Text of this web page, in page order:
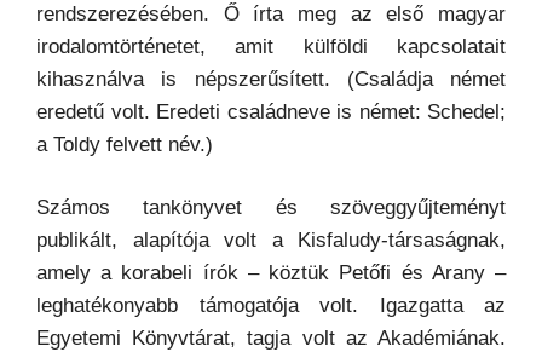
rendszerezésében. Ő írta meg az első magyar
irodalomtörténetet, amit külföldi kapcsolatait
kihasználva is népszerűsített. (Családja német
eredetű volt. Eredeti családneve is német: Schedel;
a Toldy felvett név.)
Számos tankönyvet és szöveggyűjteményt
publikált, alapítója volt a Kisfaludy-társaságnak,
amely a korabeli írók – köztük Petőfi és Arany –
leghatékonyabb támogatója volt. Igazgatta az
Egyetemi Könyvtárat, tagja volt az Akadémiának.